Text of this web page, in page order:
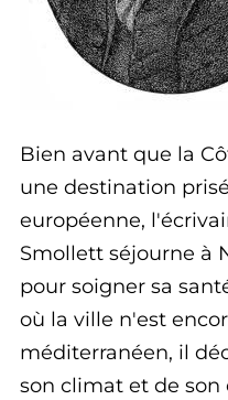
Bien avant que la
une destination
européenne,
Smollett séjourne à
pour soigner sa
où la ville n'est
méditerranéen, il
son climat et de